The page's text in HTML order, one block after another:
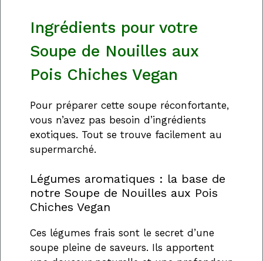
Ingrédients pour votre
Soupe de Nouilles aux
Pois Chiches Vegan
Pour préparer cette soupe réconfortante,
vous n’avez pas besoin d’ingrédients
exotiques. Tout se trouve facilement au
supermarché.
Légumes aromatiques : la base de
notre Soupe de Nouilles aux Pois
Chiches Vegan
Ces légumes frais sont le secret d’une
soupe pleine de saveurs. Ils apportent